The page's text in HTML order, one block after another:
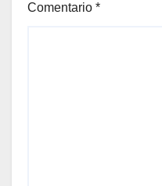
Comentario *